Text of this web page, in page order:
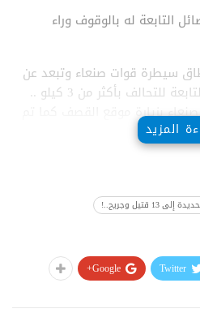
التابعة له بالوقوف وراء
سيطرة قوات صنعاء وتبعد عن
خطوط التماس مع الفصائل التابعة للتحالف بأكثر من 3 كيلو ..
بزيارة موقع القصف كما تم
حكومية في المدينة.
المزيد
قتيل وجريح..!
Twitter
Google+